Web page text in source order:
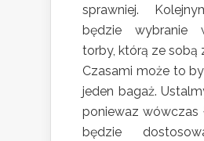
sprawniej.
będzie wybranie
torby, którą ze sobą
Czasami może to
jeden bagaż.
poniewaz wówczas
będzie